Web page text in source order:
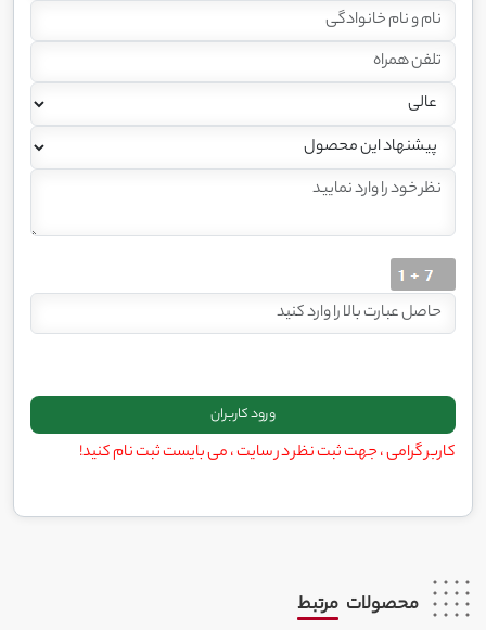
کاربر گرامی ، جهت ثبت نظر در سایت ، می بایست ثبت نام کنید!
محصولات مرتبط